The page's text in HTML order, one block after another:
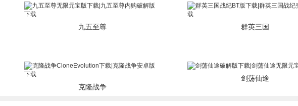
九五至尊
群英三国
克隆战争
剑荡仙途